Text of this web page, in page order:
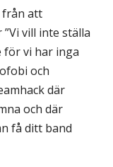
från att
vill inte ställa
för vi har inga
och
där
och där
få ditt band